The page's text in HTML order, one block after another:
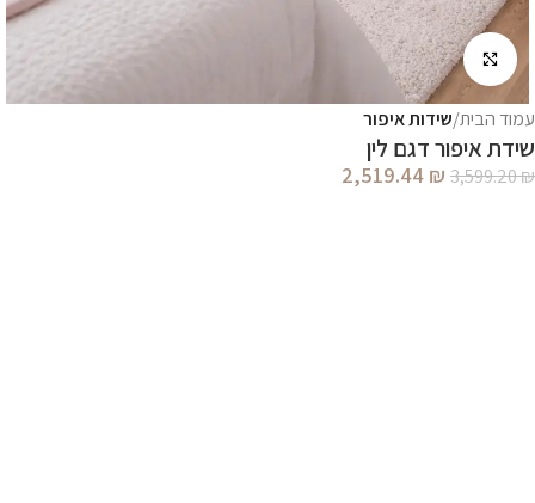
עמוד הבית שידות איפור
שידת איפור דגם לין
3,599.20₪
2,519.44 ₪
לחץ להגדלה